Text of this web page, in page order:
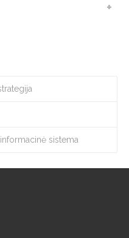
sistema